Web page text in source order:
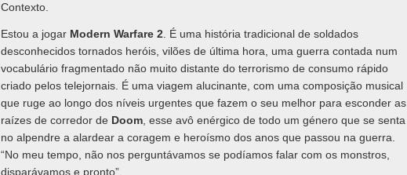
Contexto.
Estou a jogar Modern Warfare 2. É uma história tradicional de soldados
desconhecidos tornados heróis, vilões de última hora, uma guerra contada num
vocabulário fragmentado não muito distante do terrorismo de consumo rápido
criado pelos telejornais. É uma viagem alucinante, com uma composição musical
que ruge ao longo dos níveis urgentes que fazem o seu melhor para esconder as
raízes de corredor de Doom, esse avô enérgico de todo um género que se senta
no alpendre a alardear a coragem e heroísmo dos anos que passou na guerra.
“No meu tempo, não nos perguntávamos se podíamos falar com os monstros,
disparávamos e pronto”.